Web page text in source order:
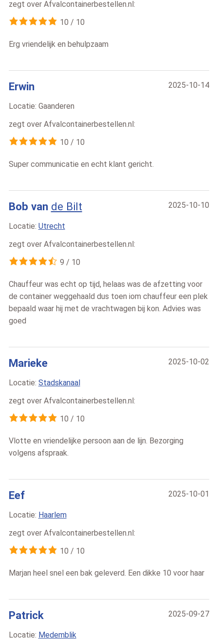
zegt over Afvalcontainerbestellen.nl :
10 / 10
Erg vriendelijk en behulpzaam
2025-10-14
Erwin
Locatie: Gaanderen
zegt over Afvalcontainerbestellen.nl :
10 / 10
Super communicatie en echt klant gericht.
2025-10-10
Bob van de Bilt
Locatie: Utrecht
zegt over Afvalcontainerbestellen.nl:
9 / 10
Chauffeur was echt op tijd, helaas was de afzetting voor
de container weggehaald dus toen iom chauffeur een plek
bepaald waar hij met de vrachtwagen bij kon. Advies was
goed
2025-10-02
Marieke
Locatie: Stadskanaal
zegt over Afvalcontainerbestellen.nl:
10 / 10
Vlotte en vriendelijke persoon aan de lijn. Bezorging
volgens afspraak.
2025-10-01
Eef
Locatie: Haarlem
zegt over Afvalcontainerbestellen.nl:
10 / 10
Marjan heel snel een bak geleverd. Een dikke 10 voor haar
2025-09-27
Patrick
Locatie: Medemblik